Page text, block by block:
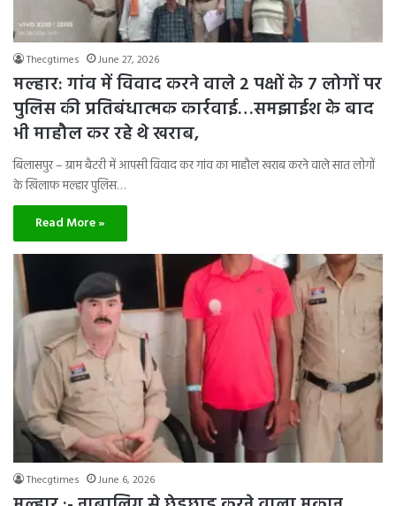
Thecgtimes June 27, 2026
मल्हार: गांव में विवाद करने वाले 2 पक्षों के 7 लोगों पर
पुलिस की प्रतिबंधात्मक कार्रवाई…समझाईश के बाद
भी माहौल कर रहे थे खराब,
बिलासपुर – ग्राम बैटरी में आपसी विवाद कर गांव का माहौल खराब करने वाले सात लोगों
के खिलाफ मल्हार पुलिस…
Read More »
Thecgtimes June 6, 2026